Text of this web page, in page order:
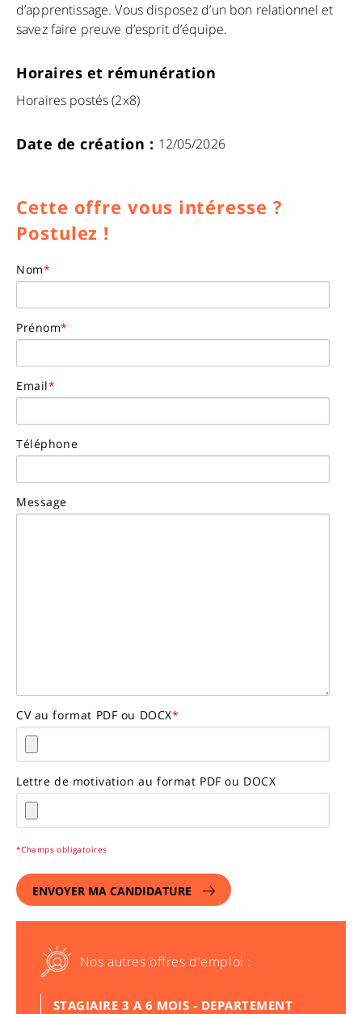
d’apprentissage. Vous disposez d’un bon relationnel et
savez faire preuve d’esprit d’équipe.
Horaires et rémunération
Horaires postés (2x8)
Date de création : 12/05/2026
Cette offre vous intéresse ?
Postulez !
Nom*
Prénom*
Email*
Téléphone
Message
CV au format PDF ou DOCX*
Lettre de motivation au format PDF ou DOCX
*Champs obligatoires
ENVOYER MA CANDIDATURE
Nos autres offres d'emploi :
STAGIAIRE 3 A 6 MOIS - DEPARTEMENT